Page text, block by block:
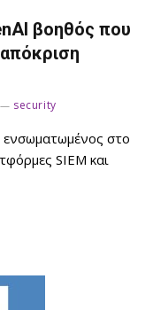
βοηθός που
security
ενσωματωμένος στο
SIEM και